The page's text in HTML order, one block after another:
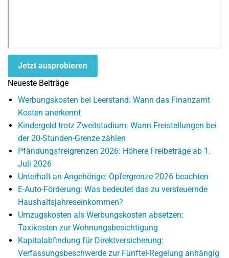
Jetzt ausprobieren
Neueste Beiträge
Werbungskosten bei Leerstand: Wann das Finanzamt
Kosten anerkennt
Kindergeld trotz Zweitstudium: Wann Freistellungen bei
der 20-Stunden-Grenze zählen
Pfändungsfreigrenzen 2026: Höhere Freibeträge ab 1.
Juli 2026
Unterhalt an Angehörige: Opfergrenze 2026 beachten
E-Auto-Förderung: Was bedeutet das zu versteuernde
Haushaltsjahreseinkommen?
Umzugskosten als Werbungskosten absetzen:
Taxikosten zur Wohnungsbesichtigung
Kapitalabfindung für Direktversicherung:
Verfassungsbeschwerde zur Fünftel-Regelung anhängig